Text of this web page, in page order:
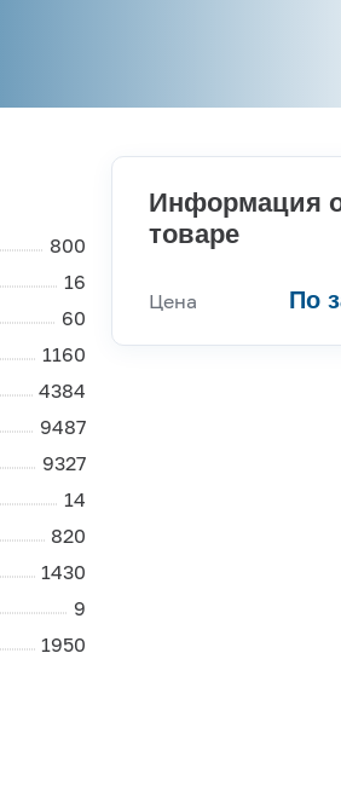
800
16
60
1160
4384
9487
9327
14
820
1430
9
1950
Информация
товаре
Цена По